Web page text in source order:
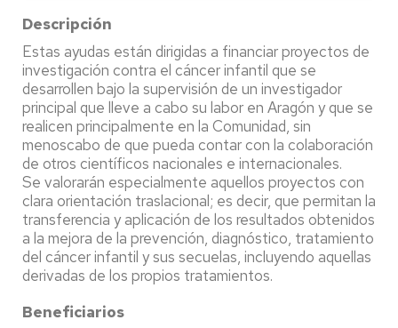
Descripción
Estas ayudas están dirigidas a financiar proyectos de
investigación contra el cáncer infantil que se
desarrollen bajo la supervisión de un investigador
principal que lleve a cabo su labor en Aragón y que se
realicen principalmente en la Comunidad, sin
menoscabo de que pueda contar con la colaboración
de otros científicos nacionales e internacionales.
Se valorarán especialmente aquellos proyectos con
clara orientación traslacional; es decir, que permitan la
transferencia y aplicación de los resultados obtenidos
a la mejora de la prevención, diagnóstico, tratamiento
del cáncer infantil y sus secuelas, incluyendo aquellas
derivadas de los propios tratamientos.
Beneficiarios